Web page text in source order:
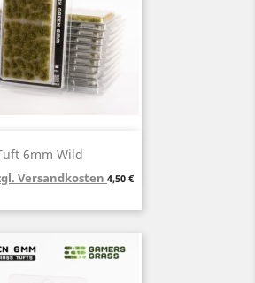
6mm Wild
Versandkosten Preis
4,50 €
Vorschau